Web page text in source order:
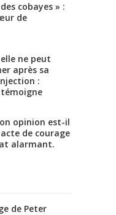
cobayes » :
de
ne peut
après sa
:
opinion est-il
de courage
alarmant.
de Peter